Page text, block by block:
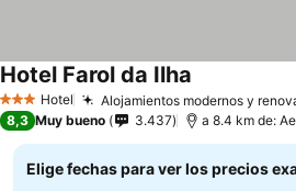
3 Estrellas
Hotel Alojamientos modernos y
Hotel Farol da Ilha
8,3 Muy bueno 3.437 a 8.4 km de:
Elige fechas para ver los precios